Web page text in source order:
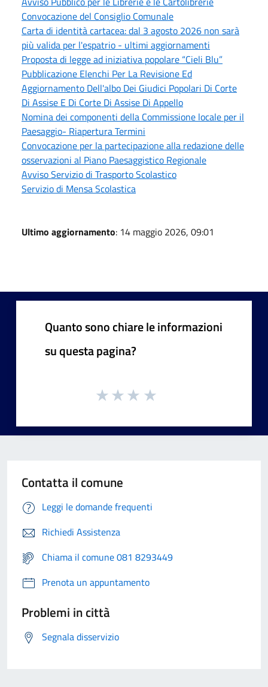
Convocazione del Consiglio Comunale
Carta di identità cartacea: dal 3 agosto 2026 non sarà
più valida per l'espatrio - ultimi aggiornamenti
Proposta di legge ad iniziativa popolare “Cieli Blu”
Pubblicazione Elenchi Per La Revisione Ed
Aggiornamento Dell'albo Dei Giudici Popolari Di Corte
Di Assise E Di Corte Di Assise Di Appello
Nomina dei componenti della Commissione locale per il
Paesaggio- Riapertura Termini
Convocazione per la partecipazione alla redazione delle
osservazioni al Piano Paesaggistico Regionale
Avviso Servizio di Trasporto Scolastico
Servizio di Mensa Scolastica
Ultimo aggiornamento: 14 maggio 2026, 09:01
Quanto sono chiare le informazioni
su questa pagina?
Contatta il comune
Leggi le domande frequenti
Richiedi Assistenza
Chiama il comune 081 8293449
Prenota un appuntamento
Problemi in città
Segnala disservizio